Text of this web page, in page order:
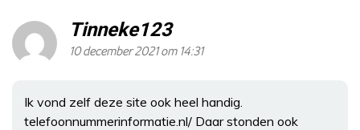
Tinneke123
10 december 2021 om 14:31
Ik vond zelf deze site ook heel handig.
telefoonnummerinformatie.nl/ Daar stonden ook